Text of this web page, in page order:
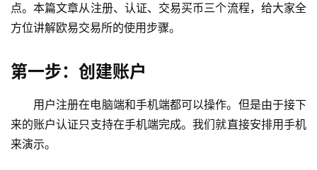
点。本篇文章从注册、认证、交易买币三个流程，给大家全
方位讲解欧易交易所的使用步骤。
第一步：创建账户
用户注册在电脑端和手机端都可以操作。但是由于接下
来的账户认证只支持在手机端完成。我们就直接安排用手机
来演示。